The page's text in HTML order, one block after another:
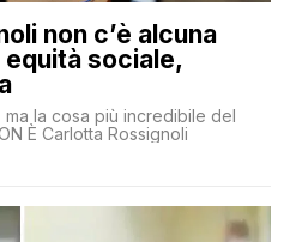
non c’è alcuna
equità sociale,
la cosa più incredibile del
È Carlotta Rossignoli